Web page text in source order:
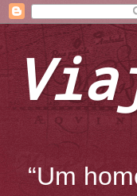
“Um